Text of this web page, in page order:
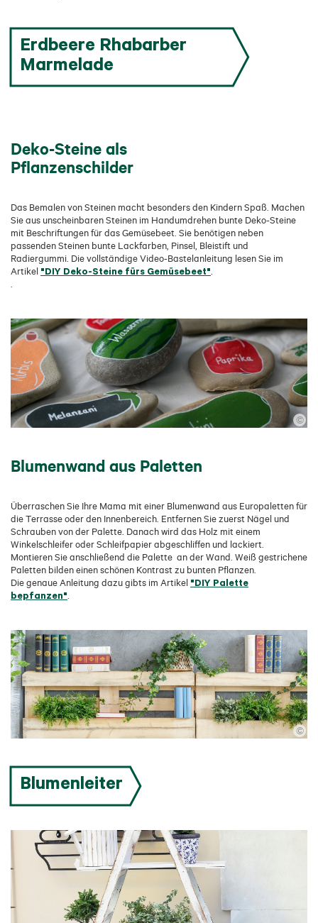
Erdbeere Rhabarber
Marmelade
Deko-Steine als
Pflanzenschilder
Das Bemalen von Steinen macht besonders den Kindern Spaß. Machen
Sie aus unscheinbaren Steinen im Handumdrehen bunte Deko-Steine
mit Beschriftungen für das Gemüsebeet. Sie benötigen neben
passenden Steinen bunte Lackfarben, Pinsel, Bleistift und
Radiergummi. Die vollständige Video-Bastelanleitung lesen Sie im
Artikel "DIY Deko-Steine fürs Gemüsebeet".
.
©
Blumenwand aus Paletten
Überraschen Sie Ihre Mama mit einer Blumenwand aus Europaletten für
die Terrasse oder den Innenbereich. Entfernen Sie zuerst Nägel und
Schrauben von der Palette. Danach wird das Holz mit einem
Winkelschleifer oder Schleifpapier abgeschliffen und lackiert.
Montieren Sie anschließend die Palette an der Wand. Weiß gestrichene
Paletten bilden einen schönen Kontrast zu bunten Pflanzen.
Die genaue Anleitung dazu gibts im Artikel "DIY Palette
bepfanzen"
©
Blumenleiter